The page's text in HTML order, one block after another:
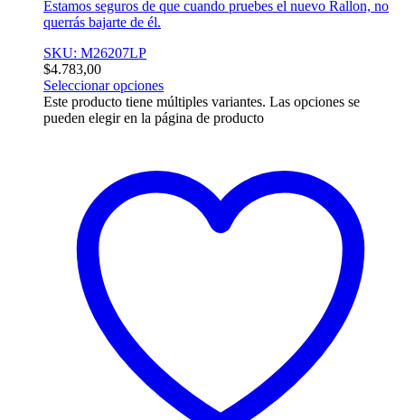
Estamos seguros de que cuando pruebes el nuevo Rallon, no
querrás bajarte de él.
SKU: M26207LP
$4.783,00
Seleccionar opciones
Este producto tiene múltiples variantes. Las opciones se
pueden elegir en la página de producto